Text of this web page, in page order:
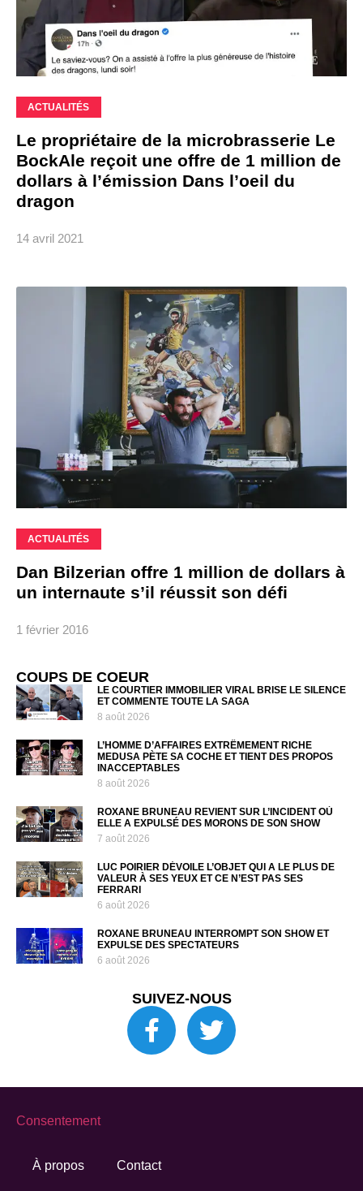
ACTUALITÉS
Le propriétaire de la microbrasserie Le
BockAle reçoit une offre de 1 million de
dollars à l’émission Dans l’oeil du
dragon
14 avril 2021
ACTUALITÉS
Dan Bilzerian offre 1 million de dollars à
un internaute s’il réussit son défi
1 février 2016
COUPS DE COEUR
LE COURTIER IMMOBILIER VIRAL BRISE LE SILENCE
ET COMMENTE TOUTE LA SAGA
8 août 2026
L’HOMME D’AFFAIRES EXTRÊMEMENT RICHE
MEDUSA PÈTE SA COCHE ET TIENT DES PROPOS
INACCEPTABLES
8 août 2026
ROXANE BRUNEAU REVIENT SUR L’INCIDENT OÙ
ELLE A EXPULSÉ DES MORONS DE SON SHOW
7 août 2026
LUC POIRIER DÉVOILE L’OBJET QUI A LE PLUS DE
VALEUR À SES YEUX ET CE N’EST PAS SES
FERRARI
6 août 2026
ROXANE BRUNEAU INTERROMPT SON SHOW ET
EXPULSE DES SPECTATEURS
6 août 2026
SUIVEZ-NOUS
À propos Contact
Consentement